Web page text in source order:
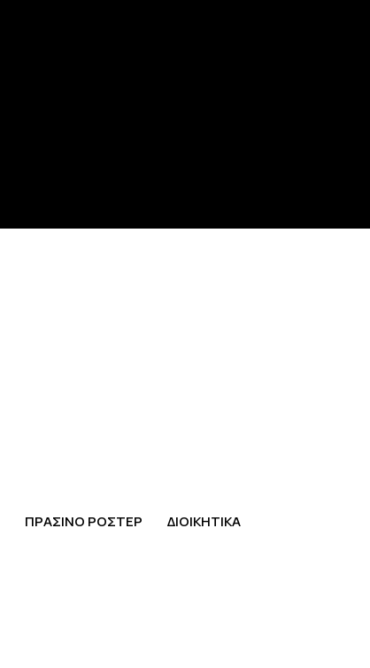
ΠΡΑΣΙΝΟ ΡΟΣΤΕΡ
ΔΙΟΙΚΗΤΙΚΑ